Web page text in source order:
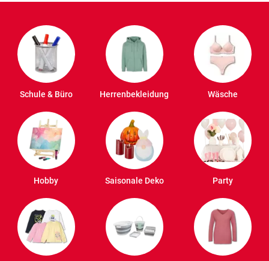
Schule & Büro Herrenbekleidung Wäsche
Hobby Saisonale Deko Party